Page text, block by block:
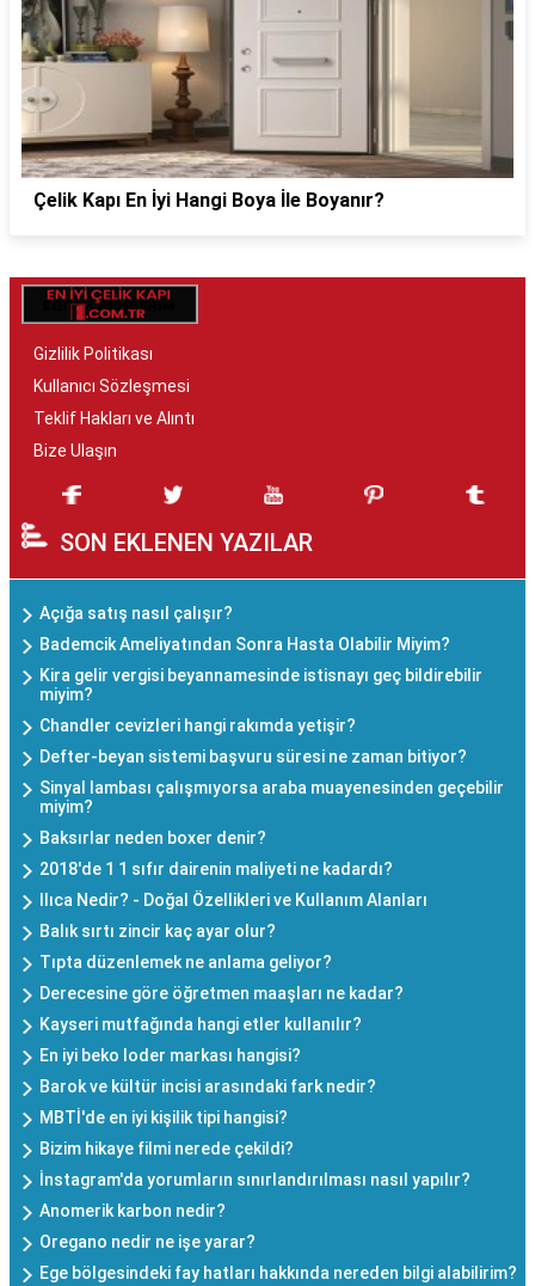
Çelik Kapı En İyi Hangi Boya İle Boyanır?
Gizlilik Politikası
Kullanıcı Sözleşmesi
Teklif Hakları ve Alıntı
Bize Ulaşın
SON EKLENEN YAZILAR
Açığa satış nasıl çalışır?
Bademcik Ameliyatından Sonra Hasta Olabilir Miyim?
Kira gelir vergisi beyannamesinde istisnayı geç bildirebilir
miyim?
Chandler cevizleri hangi rakımda yetişir?
Defter-beyan sistemi başvuru süresi ne zaman bitiyor?
Sinyal lambası çalışmıyorsa araba muayenesinden geçebilir
miyim?
Baksırlar neden boxer denir?
2018'de 1 1 sıfır dairenin maliyeti ne kadardı?
Ilıca Nedir? - Doğal Özellikleri ve Kullanım Alanları
Balık sırtı zincir kaç ayar olur?
Tıpta düzenlemek ne anlama geliyor?
Derecesine göre öğretmen maaşları ne kadar?
Kayseri mutfağında hangi etler kullanılır?
En iyi beko loder markası hangisi?
Barok ve kültür incisi arasındaki fark nedir?
MBTİ'de en iyi kişilik tipi hangisi?
Bizim hikaye filmi nerede çekildi?
İnstagram'da yorumların sınırlandırılması nasıl yapılır?
Anomerik karbon nedir?
Oregano nedir ne işe yarar?
Ege bölgesindeki fay hatları hakkında nereden bilgi alabilirim?